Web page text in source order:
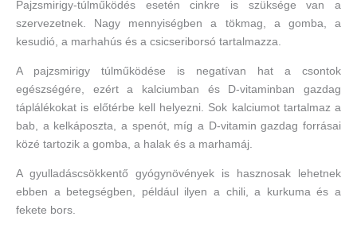
Pajzsmirigy-túlműködés esetén cinkre is szüksége van a
szervezetnek. Nagy mennyiségben a tökmag, a gomba, a
kesudió, a marhahús és a csicseriborsó tartalmazza.
A pajzsmirigy túlműködése is negatívan hat a csontok
egészségére, ezért a kalciumban és D-vitaminban gazdag
táplálékokat is előtérbe kell helyezni. Sok kalciumot tartalmaz a
bab, a kelkáposzta, a spenót, míg a D-vitamin gazdag forrásai
közé tartozik a gomba, a halak és a marhamáj.
A gyulladáscsökkentő gyógynövények is hasznosak lehetnek
ebben a betegségben, például ilyen a chili, a kurkuma és a
fekete bors.